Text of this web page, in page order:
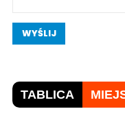
WYŚLIJ
TABLICA